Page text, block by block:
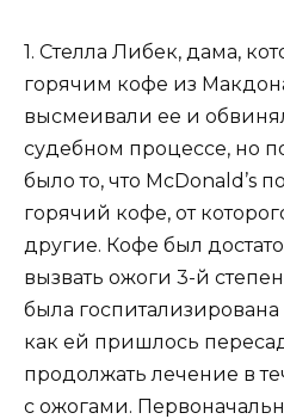
1. Стелла Либек, дама,
горячим кофе из
высмеивали ее и
судебном процессе, но
было то, что McDonald’s
горячий кофе, от
другие. Кофе был
вызвать ожоги 3-й
была
как ей пришлось
продолжать лечение в
с ожогами.